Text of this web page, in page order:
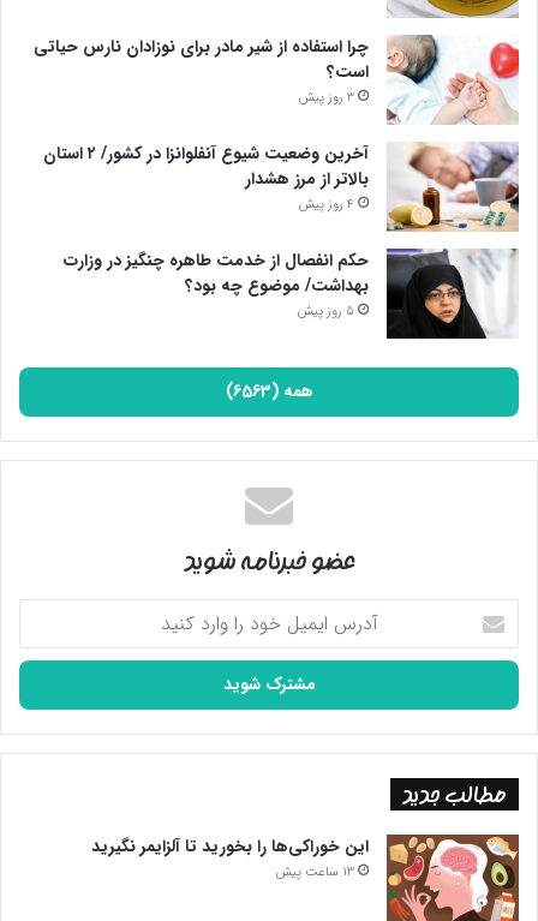
چرا استفاده از شیر مادر برای نوزادان نارس حیاتی
است؟
3 روز پیش
آخرین وضعیت شیوع آنفلوانزا در کشور/ ۲ استان
بالاتر از مرز هشدار
4 روز پیش
حکم انفصال از خدمت طاهره چنگیز در وزارت
بهداشت/ موضوع چه بود؟
5 روز پیش
همه (6563)
عضو خبرنامه شوید
آدرس
ایمیل
خود
وارد
کنید
مطالب جدید
این خوراکی‌ها را بخورید تا آلزایمر نگیرید
13 ساعت پیش